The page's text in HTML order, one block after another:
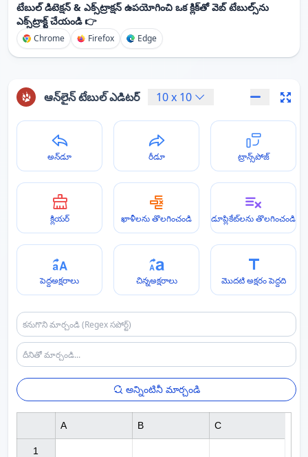
టేబుల్ డిటెక్షన్ & ఎక్స్‌ట్రాక్షన్ ఉపయోగించి ఒక క్లిక్‌తో వెబ్ టేబుల్స్‌ను
ఎక్స్‌ట్రాక్ట్ చేయండి 👉
Chrome Firefox Edge
ఆన్‌లైన్ టేబుల్ ఎడిటర్ 10x 10
అన్‌డూ రీడూ ట్రాన్స్‌పోజ్
క్లియర్ ఖాళీలను తొలగించండి డూప్లికేట్‌లను తొలగించండి
పెద్దఅక్షరాలు చిన్నఅక్షరాలు మొదటి అక్షరం పెద్దది
అన్నింటినీ మార్చండి
1
A B C